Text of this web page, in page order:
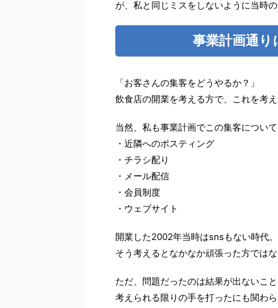
が、私と同じミスをしないように当時
事業計画通
「お客さんの集客をどうやるか？」
飲食店の開業を考える方で、これを考
当然、私も事業計画でこの集客につい
・近隣へのポスティング
・チラシ配り
・メール配信
・会員制度
・ウェブサイト
開業した2002年当時はsnsもない時代。
そう考えるとなかなか頑張った方では
ただ、問題だったのは結果が出ないこと
考えられる限りの手を打ったにも関わ